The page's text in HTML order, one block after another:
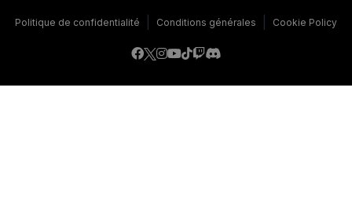
Politique de confidentialité Conditions générales Cookie Policy